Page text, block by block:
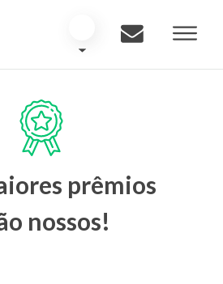
prêmios
nossos!